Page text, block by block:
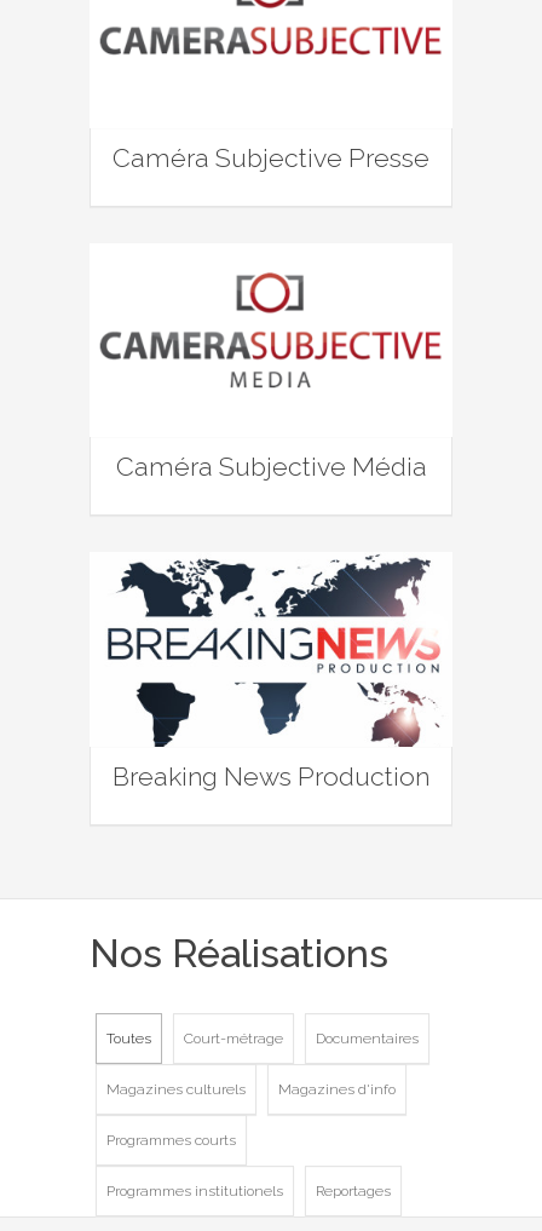
Caméra Subjective Presse
Caméra Subjective Média
Breaking News Production
Nos Réalisations
Toutes Court-métrage Documentaires
Magazines culturels Magazines d'info
Programmes courts
Programmes institutionels Reportages